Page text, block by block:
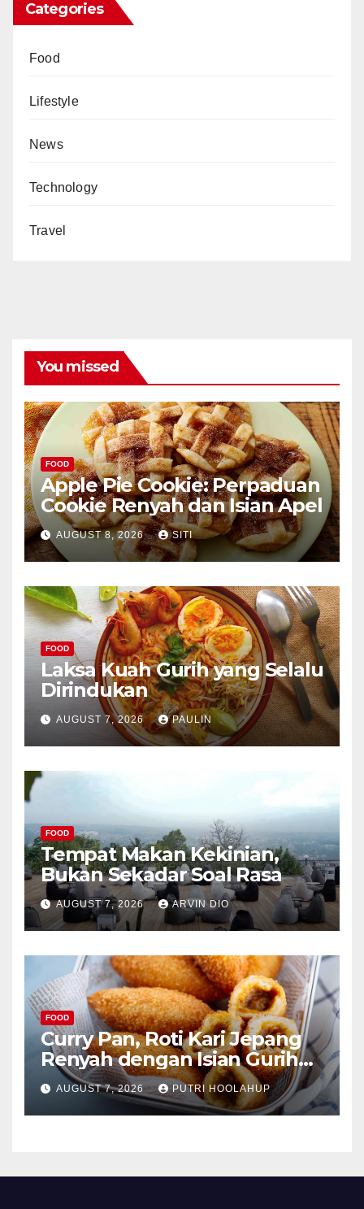
Categories
Food
Lifestyle
News
Technology
Travel
You missed
FOOD
Apple Pie Cookie: Perpaduan
Cookie Renyah dan Isian Apel
AUGUST 8, 2026 SITI
FOOD
Laksa Kuah Gurih yang Selalu
Dirindukan
AUGUST 7, 2026 PAULIN
FOOD
Tempat Makan Kekinian,
Bukan Sekadar Soal Rasa
AUGUST 7, 2026 ARVIN DIO
FOOD
Curry Pan, Roti Kari Jepang
Renyah dengan Isian Gurih
Menggoda
AUGUST 7, 2026 PUTRI HOOLAHUP